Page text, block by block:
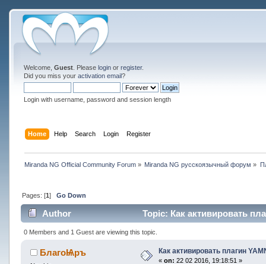
Welcome, Guest. Please loginor register.
Did you miss your activation email?
Login with username, password and session length
Home Help Search Login Register
Miranda NG Official Community Forum» Miranda NG русскоязычный форум »
Pages: [1] Go Down
Author Topic: Как активировать
0 Members and 1 Guest are viewing this topic.
БлагоѨръ Как активировать плагин
« on: 22 02 2016, 19:18:51 »